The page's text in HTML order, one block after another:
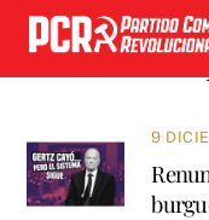
Skip
content
9